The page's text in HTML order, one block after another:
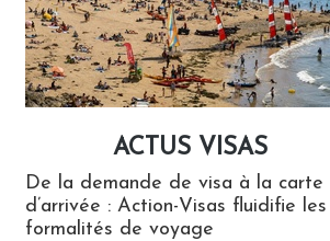
ACTUS VISAS
De la demande de visa à la carte
d’arrivée : Action-Visas fluidifie les
formalités de voyage